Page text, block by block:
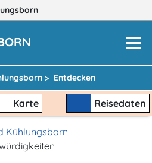
> Entdecken
Karte Reisedaten
Kühlungsborn